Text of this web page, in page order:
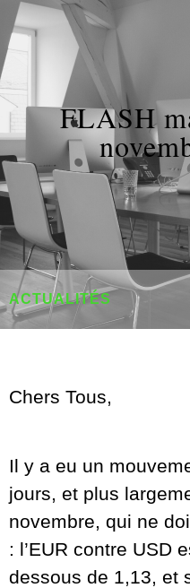
FLASH
ACTUALITÉS
Chers Tous,
Il y a eu un
jours, et plus
novembre, qui ne
: l’EUR contre USD
dessous de 1,13, et